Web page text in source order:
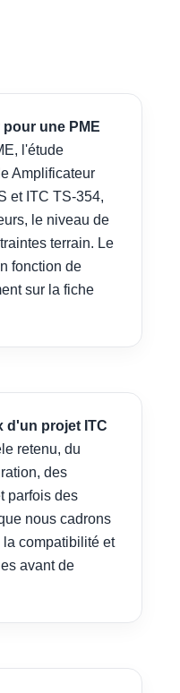
une PME
l'étude
Amplificateur
et ITC TS-354,
le niveau de
terrain. Le
fonction de
sur la fiche
d'un projet ITC
retenu, du
des
parfois des
nous cadrons
compatibilité et
avant de